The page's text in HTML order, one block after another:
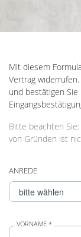
Mit diesem
Vertrag
und bestätigen
Bitte beachten
von Gründen ist
ANREDE
VORNAME *